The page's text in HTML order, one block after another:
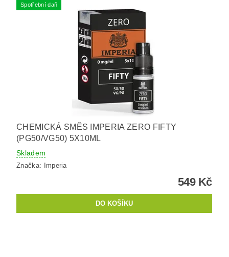
Spotřební daň
CHEMICKÁ SMĚS IMPERIA ZERO FIFTY
(PG50/VG50) 5X10ML
Skladem
Značka: Imperia
549 Kč